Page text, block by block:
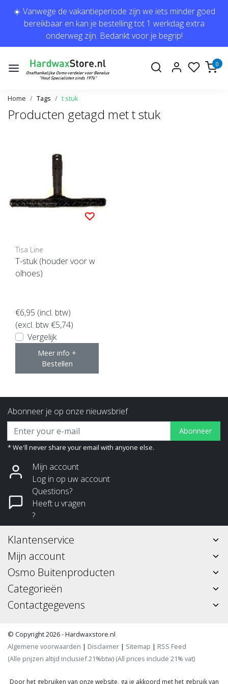
☀️ Vanwege de vakantieperiode zijn we iets minder goed
bereikbaar en kan je bestelling tot 1 werkdag extra
onderweg zijn. Bedankt voor je begrip!
0
Home Tags t stuk
Producten getagd met t stuk
Tisa Line
T-stuk (houder voor w
olhoes)
€6,95 (incl. btw)
(excl. btw €5,74)
Vergelijk
Meer info +
Bestellen
Abonneer je op onze nieuwsbrief
Abonneer
* We'll never share your email with anyone else.
Mijn account
Log in op uw account
Questions?
Heeft u vragen
?
Klantenservice
Mijn account
Osmo Buitenproducten
Categorieën
Contactgegevens
© Copyright 2026 - Hardwaxstore.nl
Algemene voorwaarden | Disclaimer | Sitemap | RSS Feed
(Alle prijzen altijd inclusief 21%btw) (All prices include 21% vat)
Door het gebruiken van onze website, ga je akkoord met het gebruik van